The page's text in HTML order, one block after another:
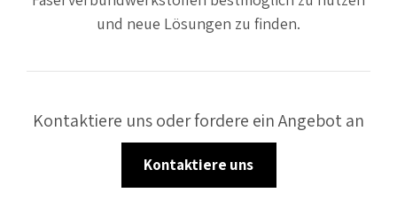
und neue Lösungen zu finden.
Kontaktiere uns oder fordere ein Angebot an
Kontaktiere uns